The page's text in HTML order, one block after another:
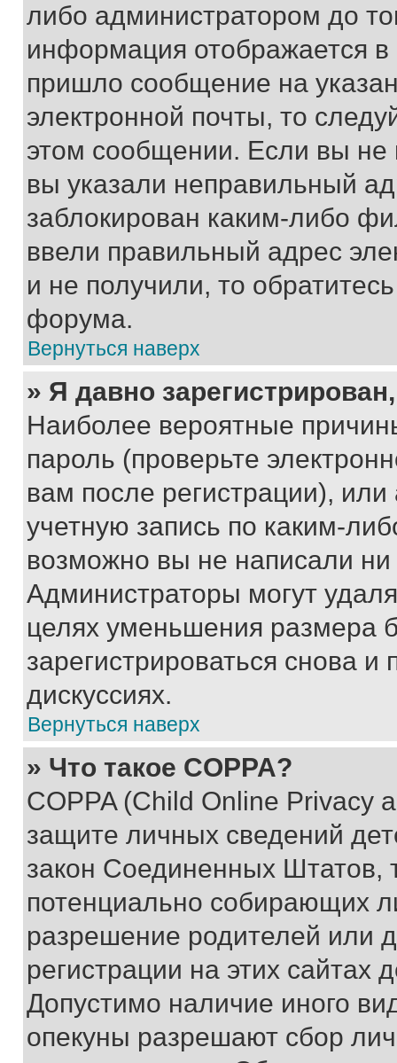
либо администратором до
информация отображается
пришло сообщение на
электронной почты, то
этом сообщении. Если вы
вы указали неправильный
заблокирован каким-либо
ввели правильный адрес
и не получили, то
форума.
Вернуться наверх
» Я давно
Наиболее вероятные
пароль (проверьте
вам после регистрации),
учетную запись по каким-
возможно вы не написали
Администраторы могут
целях уменьшения размера
зарегистрироваться снова и
дискуссиях.
Вернуться наверх
» Что такое COPPA?
COPPA (Child Online Privacy
защите личных сведений
закон Соединенных Штатов,
потенциально собирающих
разрешение родителей или
регистрации на этих сайтах
Допустимо наличие иного
опекуны разрешают сбор